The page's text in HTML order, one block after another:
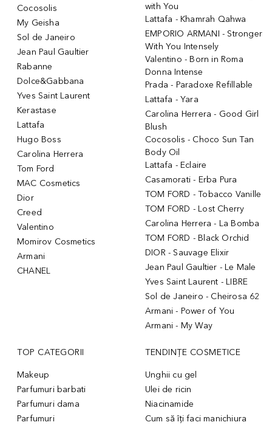
Cocosolis
My Geisha
Sol de Janeiro
Jean Paul Gaultier
Rabanne
Dolce&Gabbana
Yves Saint Laurent
Kerastase
Lattafa
Hugo Boss
Carolina Herrera
Tom Ford
MAC Cosmetics
Dior
Creed
Valentino
Momirov Cosmetics
Armani
CHANEL
with You
Lattafa - Khamrah Qahwa
EMPORIO ARMANI - Stronger
With You Intensely
Valentino - Born in Roma
Donna Intense
Prada - Paradoxe Refillable
Lattafa - Yara
Carolina Herrera - Good Girl
Blush
Cocosolis - Choco Sun Tan
Body Oil
Lattafa - Eclaire
Casamorati - Erba Pura
TOM FORD - Tobacco Vanille
TOM FORD - Lost Cherry
Carolina Herrera - La Bomba
TOM FORD - Black Orchid
DIOR - Sauvage Elixir
Jean Paul Gaultier - Le Male
Yves Saint Laurent - LIBRE
Sol de Janeiro - Cheirosa 62
Armani - Power of You
Armani - My Way
TOP CATEGORII
Makeup
Parfumuri barbati
Parfumuri dama
Parfumuri
TENDINȚE COSMETICE
Unghii cu gel
Ulei de ricin
Niacinamide
Cum să îți faci manichiura